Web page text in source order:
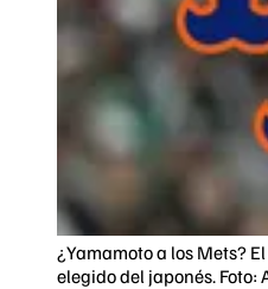
¿Yamamoto a los Mets?
elegido del japonés. Foto: